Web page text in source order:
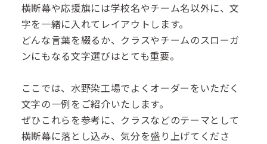
横断幕や応援旗には学校名やチーム名以外に、文
字を一緒に入れてレイアウトします。
どんな言葉を綴るか、クラスやチームのスローガ
ンにもなる文字選びはとても重要。
ここでは、水野染工場でよくオーダーをいただく
文字の一例をご紹介いたします。
ぜひこれらを参考に、クラスなどのテーマとして
横断幕に落とし込み、気分を盛り上げてくださ